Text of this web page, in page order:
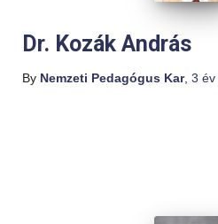
Dr. Kozák András
By Nemzeti Pedagógus Kar, 3 év